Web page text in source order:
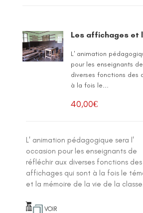
Les affichages et
L' animation
pour les enseignants
diverses fonctions des
à la fois le...
40,00€
L' animation pédagogique sera l'
occasion pour les enseignants de
réfléchir aux diverses fonctions des
affichages qui sont à la fois le
et la mémoire de la vie de la
VOIR